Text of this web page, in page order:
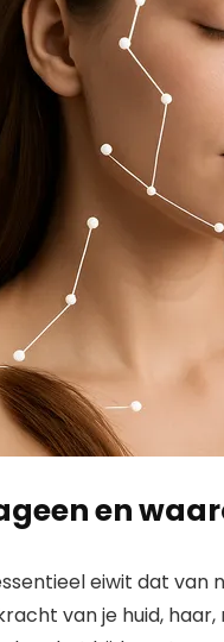
en
eiwit dat
van je huid,